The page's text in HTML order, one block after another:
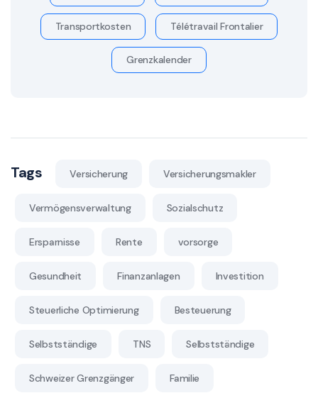
Transportkosten Télétravail Frontalier
Grenzkalender
Tags Versicherung Versicherungsmakler
Vermögensverwaltung Sozialschutz
Ersparnisse Rente vorsorge
Gesundheit Finanzanlagen Investition
Steuerliche Optimierung Besteuerung
Selbstständige TNS Selbstständige
Schweizer Grenzgänger Familie